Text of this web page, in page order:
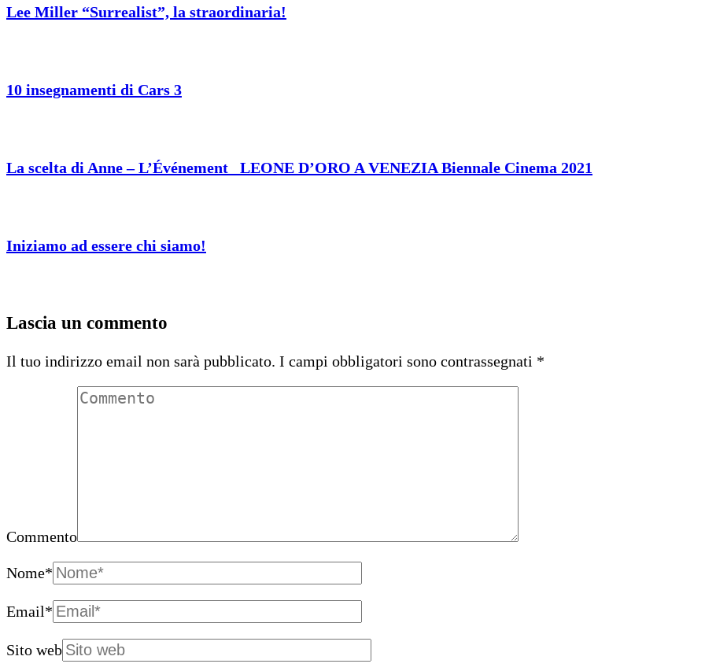
Lee Miller “Surrealist”, la straordinaria!
10 insegnamenti di Cars 3
La scelta di Anne – L’Événement _LEONE D’ORO A VENEZIA Biennale Cinema 2021
Iniziamo ad essere chi siamo!
Lascia un commento
Il tuo indirizzo email non sarà pubblicato. I campi obbligatori sono contrassegnati *
Commento
Nome*
Email*
Sito web